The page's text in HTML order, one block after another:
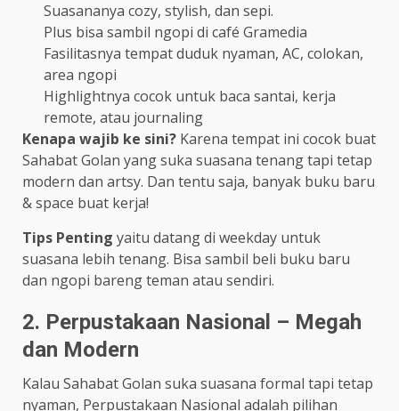
Suasananya cozy, stylish, dan sepi.
Plus bisa sambil ngopi di café Gramedia
Fasilitasnya tempat duduk nyaman, AC, colokan,
area ngopi
Highlightnya cocok untuk baca santai, kerja
remote, atau journaling
Kenapa wajib ke sini? Karena tempat ini cocok buat
Sahabat Golan yang suka suasana tenang tapi tetap
modern dan artsy. Dan tentu saja, banyak buku baru
& space buat kerja!
Tips Penting yaitu datang di weekday untuk
suasana lebih tenang. Bisa sambil beli buku baru
dan ngopi bareng teman atau sendiri.
2. Perpustakaan Nasional – Megah
dan Modern
Kalau Sahabat Golan suka suasana formal tapi tetap
nyaman, Perpustakaan Nasional adalah pilihan